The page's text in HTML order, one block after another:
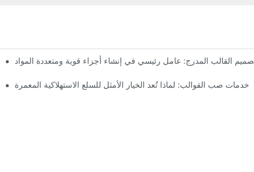
تصميم القالب المدرج: عامل رئيسي في إنشاء أجزاء قوية ومتعددة المواد
خدمات صب القوالب: لماذا تُعد الخيار الأمثل للسلع الاستهلاكية المعمرة